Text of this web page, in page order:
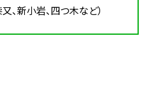
、新小岩、四つ木など）